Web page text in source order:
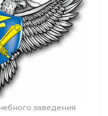
заведения